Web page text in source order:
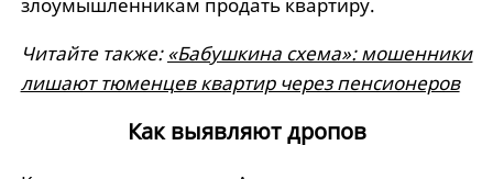
злоумышленникам продать квартиру.
Читайте также:«Бабушкина схема»: мошенники
лишают тюменцев квартир через пенсионеров
Как выявляют дропов